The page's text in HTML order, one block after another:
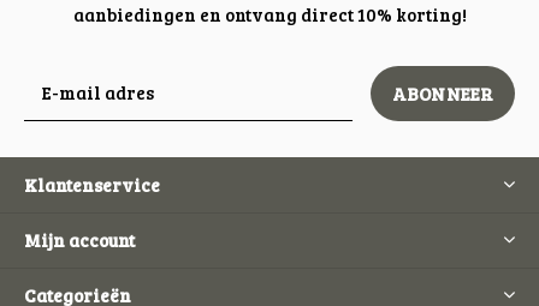
aanbiedingen en ontvang direct 10% korting!
ABONNEER
Klantenservice
Mijn account
Categorieën